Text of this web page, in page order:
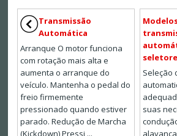
Transmissão
Automática
Arranque O motor funciona
com rotação mais alta e
aumenta o arranque do
veículo. Mantenha o pedal do
freio firmemente
pressionado quando estiver
parado. Redução de Marcha
(Kickdown) Pressi ...
Seleção
suas